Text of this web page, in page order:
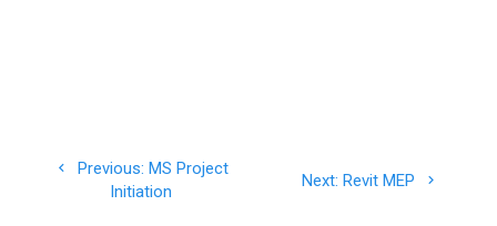
Previous: Previous
post:
MS Project
Initiation
Next: Next
Revit MEP